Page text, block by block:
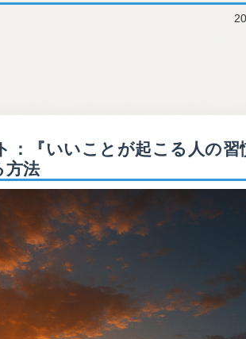
：『いいことが起こる人の
方法